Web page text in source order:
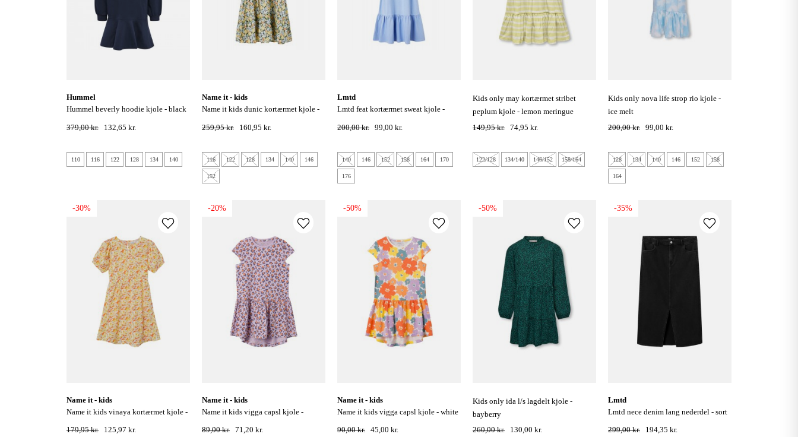
hummel
hummel beverly hoodie kjole - black
379,00 kr. 132,65 kr.
110 116 122 128 134 140
name it - kids
name it kids dunic kortærmet kjole -
259,95 kr. 160,95 kr.
116 122 128 134 140 146
152
lmtd
lmtd feat kortærmet sweat kjole -
200,00 kr. 99,00 kr.
140 146 152 158 164 170
176
kids only may kortærmet stribet
peplum kjole - lemon meringue
149,95 kr. 74,95 kr.
122/128 134/140 146/152 158/164
kids only nova life strop rio kjole -
ice melt
200,00 kr. 99,00 kr.
128 134 140 146 152 158
164
-30%
name it - kids
name it kids vinaya kortærmet kjole -
179,95 kr. 125,97 kr.
-20%
name it - kids
name it kids vigga capsl kjole -
89,00 kr. 71,20 kr.
-50%
name it - kids
name it kids vigga capsl kjole - white
90,00 kr. 45,00 kr.
-50%
kids only ida l/s lagdelt kjole -
bayberry
260,00 kr.
130,00 kr.
-35%
lmtd
lmtd nece denim lang nederdel - sort
299,00 kr. 194,35 kr.